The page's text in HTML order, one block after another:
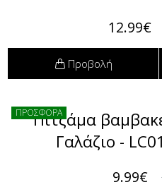
12.99€
Προβολή
ΠΡΟΣΦΟΡΑ
Πιτζάμα
Γαλάζιο -
9.99€